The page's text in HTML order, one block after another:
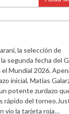
la selección de
segunda fecha del
Mundial 2026.
inicial, Matías
potente zurdazo
rápido del
vio la tarjeta roja…